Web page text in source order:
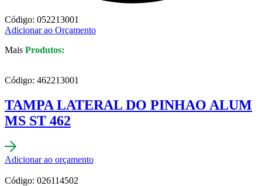
Código: 052213001
Adicionar ao Orçamento
Mais Produtos:
Código: 462213001
TAMPA LATERAL DO PINHAO ALUM
MS ST 462
Adicionar ao orçamento
Código: 026114502